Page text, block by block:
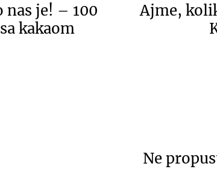
je! – 100
kakaom
Ajme,
Ne